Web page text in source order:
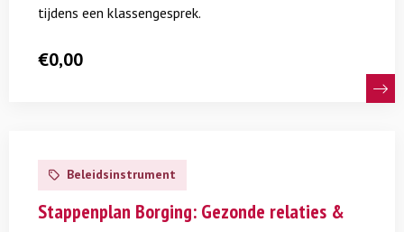
klassenklimaat?
rondom seksualiteit en gender.
Onderdeel van ieders ontwikkeling
tijdens een klassengesprek.
€0,00
meer
Stappenplan
Beleidsinstrument
Stappenplan Borging: Gezonde relaties &